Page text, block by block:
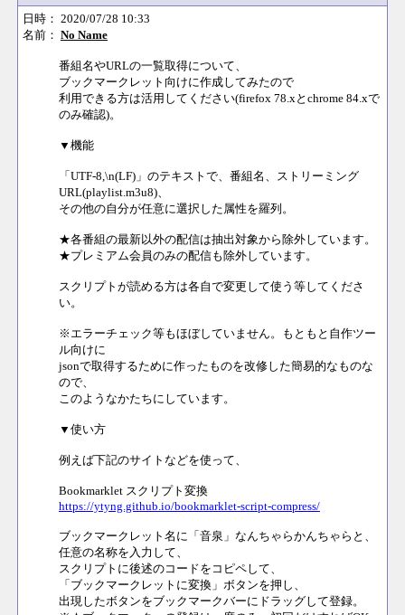
日時： 2020/07/28 10:33
名前： No Name
番組名やURLの一覧取得について、
ブックマークレット向けに作成してみたので
利用できる方は活用してください(firefox 78.xとchrome 84.xで
のみ確認)。
▼機能
「UTF-8,\n(LF)」のテキストで、番組名、ストリーミング
URL(playlist.m3u8)、
その他の自分が任意に選択した属性を羅列。
★各番組の最新以外の配信は抽出対象から除外しています。
★プレミアム会員のみの配信も除外しています。
スクリプトが読める方は各自で変更して使う等してくださ
い。
※エラーチェック等もほぼしていません。もともと自作ツー
ル向けに
jsonで取得するために作ったものを改修した簡易的なものな
ので、
このようなかたちにしています。
▼使い方
例えば下記のサイトなどを使って、
Bookmarklet スクリプト変換
https://ytyng.github.io/bookmarklet-script-compress/
ブックマークレット名に「音泉」なんちゃらかんちゃらと、
任意の名称を入力して、
スクリプトに後述のコードをコピペして、
「ブックマークレットに変換」ボタンを押し、
出現したボタンをブックマークバーにドラッグして登録。